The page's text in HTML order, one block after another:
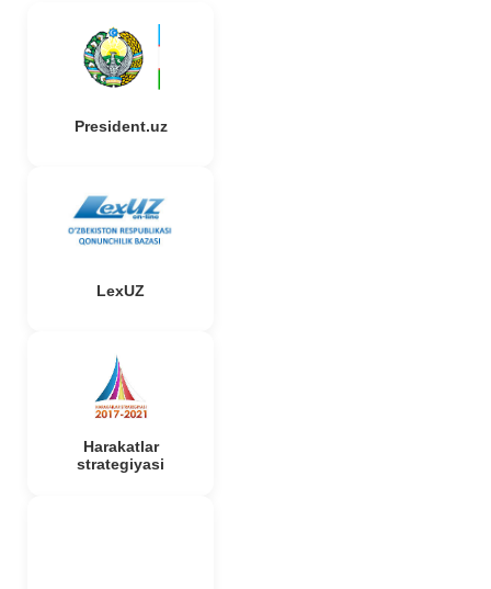
President.uz
LexUZ
Harakatlar
strategiyasi